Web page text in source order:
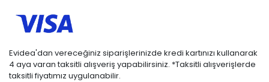
Evidea'dan vereceğiniz siparişlerinizde kredi kartınızı kullanarak
4 aya varan taksitli alışveriş yapabilirsiniz. *Taksitli alışverişlerde
taksitli fiyatımız uygulanabilir.